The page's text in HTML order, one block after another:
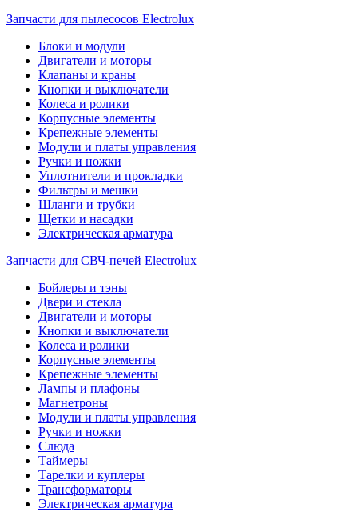
Запчасти для пылесосов Electrolux
Блоки и модули
Двигатели и моторы
Клапаны и краны
Кнопки и выключатели
Колеса и ролики
Корпусные элементы
Крепежные элементы
Модули и платы управления
Ручки и ножки
Уплотнители и прокладки
Фильтры и мешки
Шланги и трубки
Щетки и насадки
Электрическая арматура
Запчасти для СВЧ-печей Electrolux
Бойлеры и тэны
Двери и стекла
Двигатели и моторы
Кнопки и выключатели
Колеса и ролики
Корпусные элементы
Крепежные элементы
Лампы и плафоны
Магнетроны
Модули и платы управления
Ручки и ножки
Слюда
Таймеры
Тарелки и куплеры
Трансформаторы
Электрическая арматура